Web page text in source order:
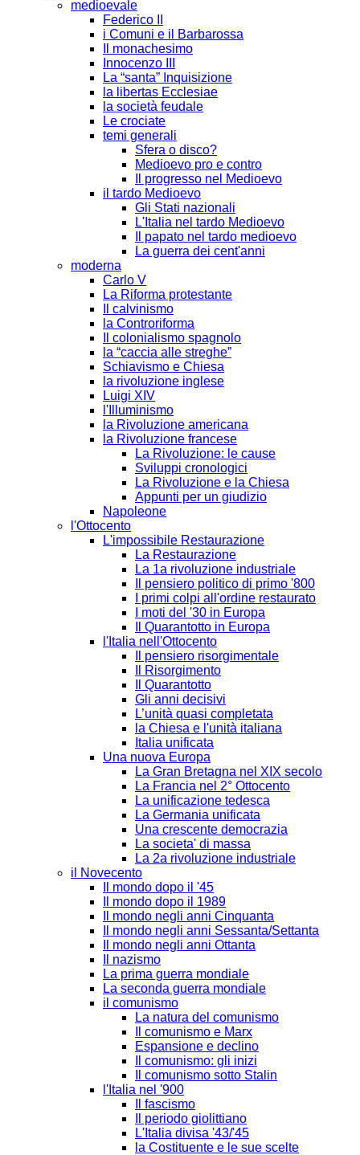
medioevale
Federico II
i Comuni e il Barbarossa
Il monachesimo
Innocenzo III
La “santa” Inquisizione
la libertas Ecclesiae
la società feudale
Le crociate
temi generali
Sfera o disco?
Medioevo pro e contro
Il progresso nel Medioevo
il tardo Medioevo
Gli Stati nazionali
L'Italia nel tardo Medioevo
Il papato nel tardo medioevo
La guerra dei cent'anni
moderna
Carlo V
La Riforma protestante
Il calvinismo
la Controriforma
Il colonialismo spagnolo
la “caccia alle streghe”
Schiavismo e Chiesa
la rivoluzione inglese
Luigi XIV
l'Illuminismo
la Rivoluzione americana
la Rivoluzione francese
La Rivoluzione: le cause
Sviluppi cronologici
La Rivoluzione e la Chiesa
Appunti per un giudizio
Napoleone
l'Ottocento
L'impossibile Restaurazione
La Restaurazione
La 1a rivoluzione industriale
Il pensiero politico di primo '800
I primi colpi all'ordine restaurato
I moti del '30 in Europa
Il Quarantotto in Europa
l'Italia nell'Ottocento
Il pensiero risorgimentale
Il Risorgimento
Il Quarantotto
Gli anni decisivi
L’unità quasi completata
la Chiesa e l'unità italiana
Italia unificata
Una nuova Europa
La Gran Bretagna nel XIX secolo
La Francia nel 2° Ottocento
La unificazione tedesca
La Germania unificata
Una crescente democrazia
La societa' di massa
La 2a rivoluzione industriale
il Novecento
Il mondo dopo il '45
Il mondo dopo il 1989
Il mondo negli anni Cinquanta
Il mondo negli anni Sessanta/Settanta
Il mondo negli anni Ottanta
Il nazismo
La prima guerra mondiale
La seconda guerra mondiale
il comunismo
La natura del comunismo
Il comunismo e Marx
Espansione e declino
Il comunismo: gli inizi
Il comunismo sotto Stalin
l'Italia nel '900
Il fascismo
Il periodo giolittiano
L'Italia divisa '43/'45
la Costituente e le sue scelte